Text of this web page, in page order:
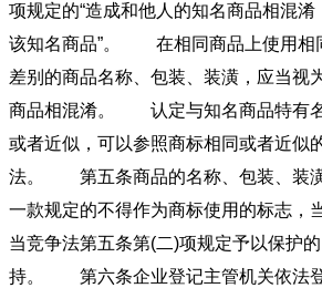
项规定的“造成和他人的知名商品相混
该知名商品”。 在相同商品上使用相
差别的商品名称、包装、装潢，应当视
商品相混淆。 认定与知名商品特有名
或者近似，可以参照商标相同或者近似
法。 第五条商品的名称、包装、装
一款规定的不得作为商标使用的标志，
当竞争法第五条第(二)项规定予以保护
持。 第六条企业登记主管机关依法登